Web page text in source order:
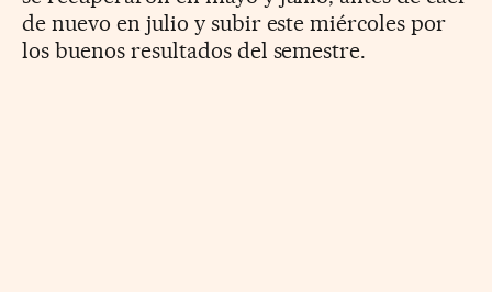
de nuevo en julio y subir este miércoles por
los buenos resultados del semestre.